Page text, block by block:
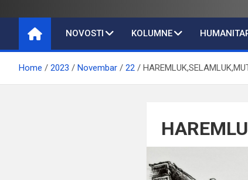
Ljubušaci
NOVOSTI KOLUMNE
Home 2023 Novembar 22